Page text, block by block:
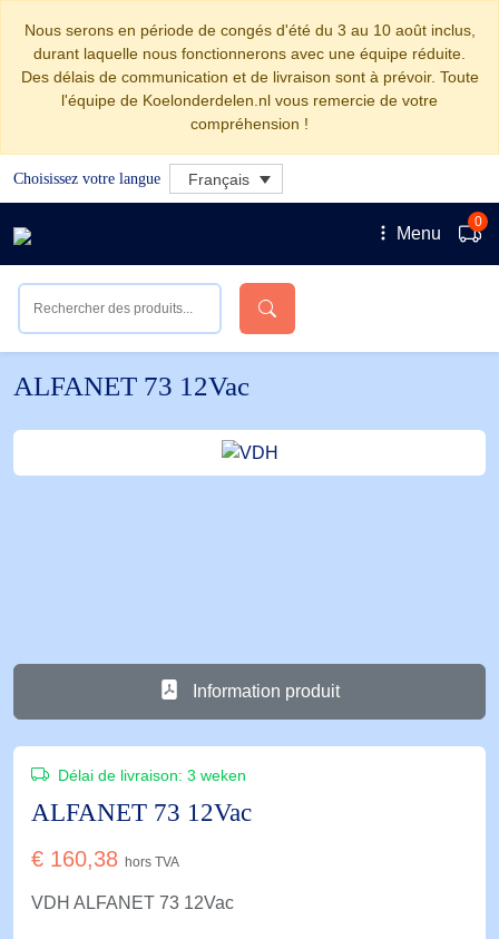
Nous serons en période de congés d'été du 3 au 10 août inclus,
durant laquelle nous fonctionnerons avec une équipe réduite.
Des délais de communication et de livraison sont à prévoir. Toute
l'équipe de Koelonderdelen.nl vous remercie de votre
compréhension !
Choisissez votre langue Français
Menu
0
ALFANET 73 12Vac
Information produit
Délai de livraison: 3 weken
ALFANET 73 12Vac
€ 160,38 hors TVA
VDH ALFANET 73 12Vac